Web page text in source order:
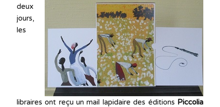
deux
jours,
les
libraires ont reçu un mail lapidaire des éditions Piccolia